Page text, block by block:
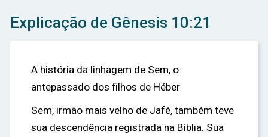
Explicação de Gênesis 10:21
A história da linhagem de Sem, o
antepassado dos filhos de Héber
Sem, irmão mais velho de Jafé, também teve
sua descendência registrada na Bíblia. Sua